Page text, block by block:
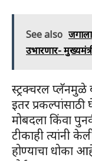
See also
उभारणार-
स्ट्रक्चरल प्लॅनमुळे
इतर प्रकल्पांसाठी
मोबदला किंवा
टीकाही त्यांनी
होण्याचा धोका